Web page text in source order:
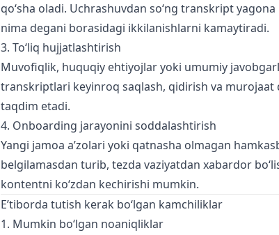
qo‘sha oladi. Uchrashuvdan so‘ng transkript
nima degani borasidagi ikkilanishlarni kamaytiradi.
3. To‘liq hujjatlashtirish
Muvofiqlik, huquqiy ehtiyojlar yoki umumiy
transkriptlari keyinroq saqlash, qidirish va murojaat
taqdim etadi.
4. Onboarding jarayonini soddalashtirish
Yangi jamoa a’zolari yoki qatnasha olmagan
belgilamasdan turib, tezda vaziyatdan xabardor
kontentni ko‘zdan kechirishi mumkin.
E’tiborda tutish kerak bo‘lgan kamchiliklar
1. Mumkin bo‘lgan noaniqliklar